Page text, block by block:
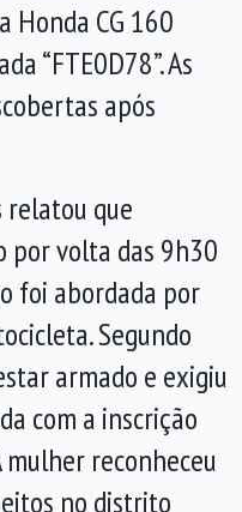
Honda CG 160
“FTE0D78”. As
após
relatou que
por volta das 9h30
foi abordada por
Segundo
armado e exigiu
com a inscrição
mulher reconheceu
no distrito